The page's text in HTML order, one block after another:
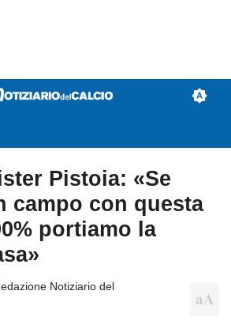
Pistoia: «Se
campo con questa
portiamo la
Notiziario del